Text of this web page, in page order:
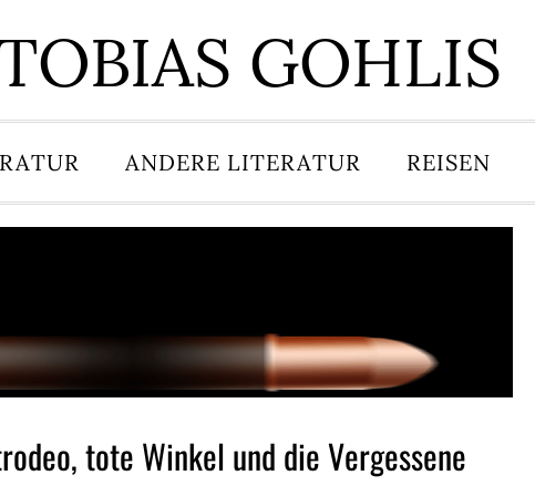
GOHLIS
ANDERE LITERATUR REISEN
tote Winkel und die Vergessene